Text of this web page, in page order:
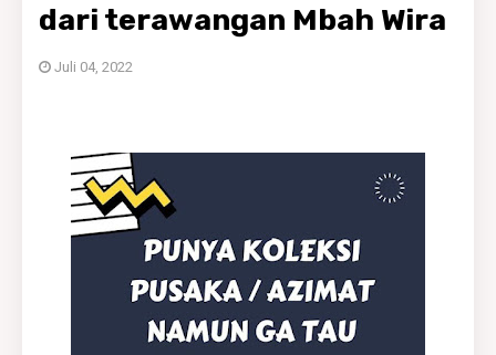
dari terawangan Mbah Wira
Juli 04, 2022